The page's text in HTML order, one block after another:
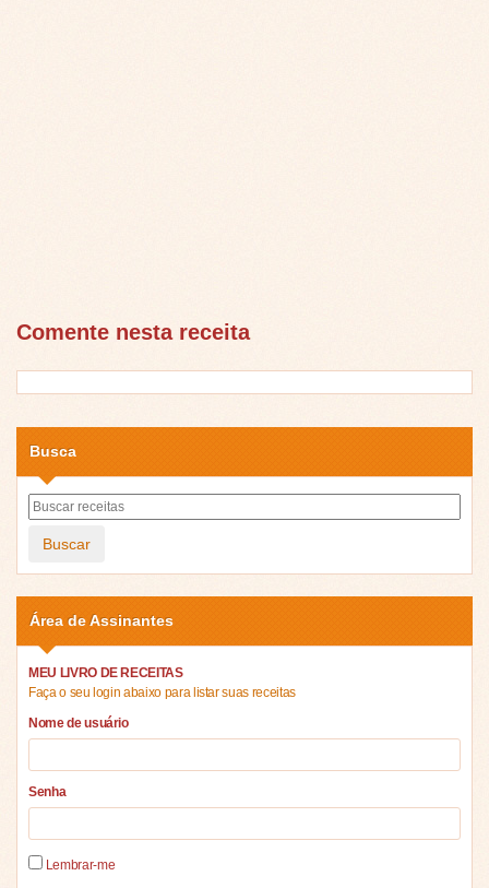
Comente nesta receita
Busca
Buscar
Área de Assinantes
MEU LIVRO DE RECEITAS
Faça o seu login abaixo para listar suas receitas
Nome de usuário
Senha
Lembrar-me